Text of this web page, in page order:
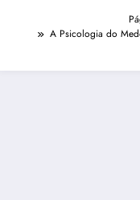
A Psicologia do